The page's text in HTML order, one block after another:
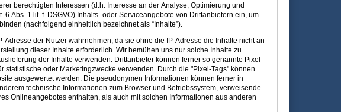
berechtigten Interessen (d.h. Interesse an der Analyse, Optimierung und
Abs. 1 lit. f. DSGVO) Inhalts- oder Serviceangebote von Drittanbietern ein, um
(nachfolgend einheitlich bezeichnet als “Inhalte”).
der Nutzer wahrnehmen, da sie ohne die IP-Adresse die Inhalte nicht an
dieser Inhalte erforderlich. Wir bemühen uns nur solche Inhalte zu
der Inhalte verwenden. Drittanbieter können ferner so genannte Pixel-
oder Marketingzwecke verwenden. Durch die "Pixel-Tags" können
ausgewertet werden. Die pseudonymen Informationen können ferner in
technische Informationen zum Browser und Betriebssystem, verweisende
Onlineangebotes enthalten, als auch mit solchen Informationen aus anderen